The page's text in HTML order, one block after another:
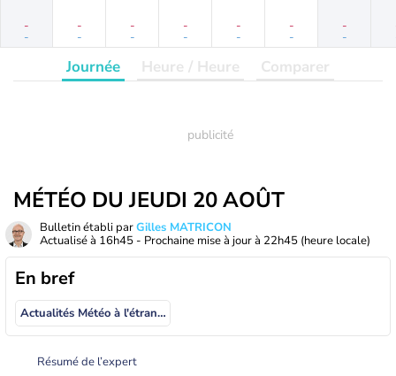
-
-
-
-
-
-
-
-
-
-
-
-
-
-
Journée Heure / Heure Comparer
MÉTÉO DU JEUDI 20 AOÛT
Bulletin établi parGilles MATRICON
Actualisé à 16h45 - Prochaine mise à jour à 22h45 (heure locale)
En bref
Actualités Météo à l'étranger
Résumé de l’expert